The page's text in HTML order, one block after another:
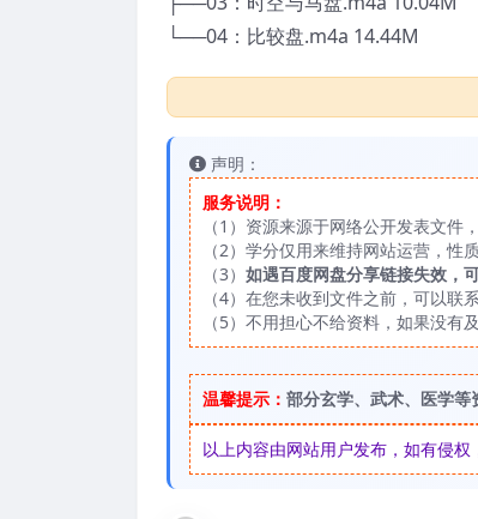
└──04：比较盘.m4a 14.44M
声明：
服务说明：
（1）资源来源于网络公开发表文件
（2）学分仅用来维持网站运营，性
（3） 如遇百度网盘分享链接失效，
（4）在您未收到文件之前，可以
（5）不用担心不给资料，如果没有
温馨提示： 部分玄学、武术、医学等
以上内容由网站用户发布，如有侵